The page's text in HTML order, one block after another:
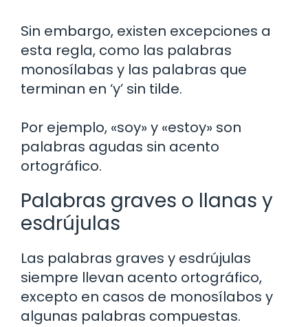
Sin embargo, existen excepciones a
esta regla, como las palabras
monosílabas y las palabras que
terminan en ‘y’ sin tilde.
Por ejemplo, «soy» y «estoy» son
palabras agudas sin acento
ortográfico.
Palabras graves o llanas y
esdrújulas
Las palabras graves y esdrújulas
siempre llevan acento ortográfico,
excepto en casos de monosílabos y
algunas palabras compuestas.